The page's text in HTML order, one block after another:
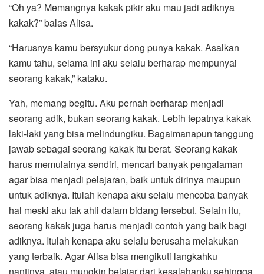
“Oh ya? Memangnya kakak pikir aku mau jadi adiknya
kakak?” balas Alisa.
“Harusnya kamu bersyukur dong punya kakak. Asalkan
kamu tahu, selama ini aku selalu berharap mempunyai
seorang kakak,” kataku.
Yah, memang begitu. Aku pernah berharap menjadi
seorang adik, bukan seorang kakak. Lebih tepatnya kakak
laki-laki yang bisa melindungiku. Bagaimanapun tanggung
jawab sebagai seorang kakak itu berat. Seorang kakak
harus memulainya sendiri, mencari banyak pengalaman
agar bisa menjadi pelajaran, baik untuk dirinya maupun
untuk adiknya. Itulah kenapa aku selalu mencoba banyak
hal meski aku tak ahli dalam bidang tersebut. Selain itu,
seorang kakak juga harus menjadi contoh yang baik bagi
adiknya. Itulah kenapa aku selalu berusaha melakukan
yang terbaik. Agar Alisa bisa mengikuti langkahku